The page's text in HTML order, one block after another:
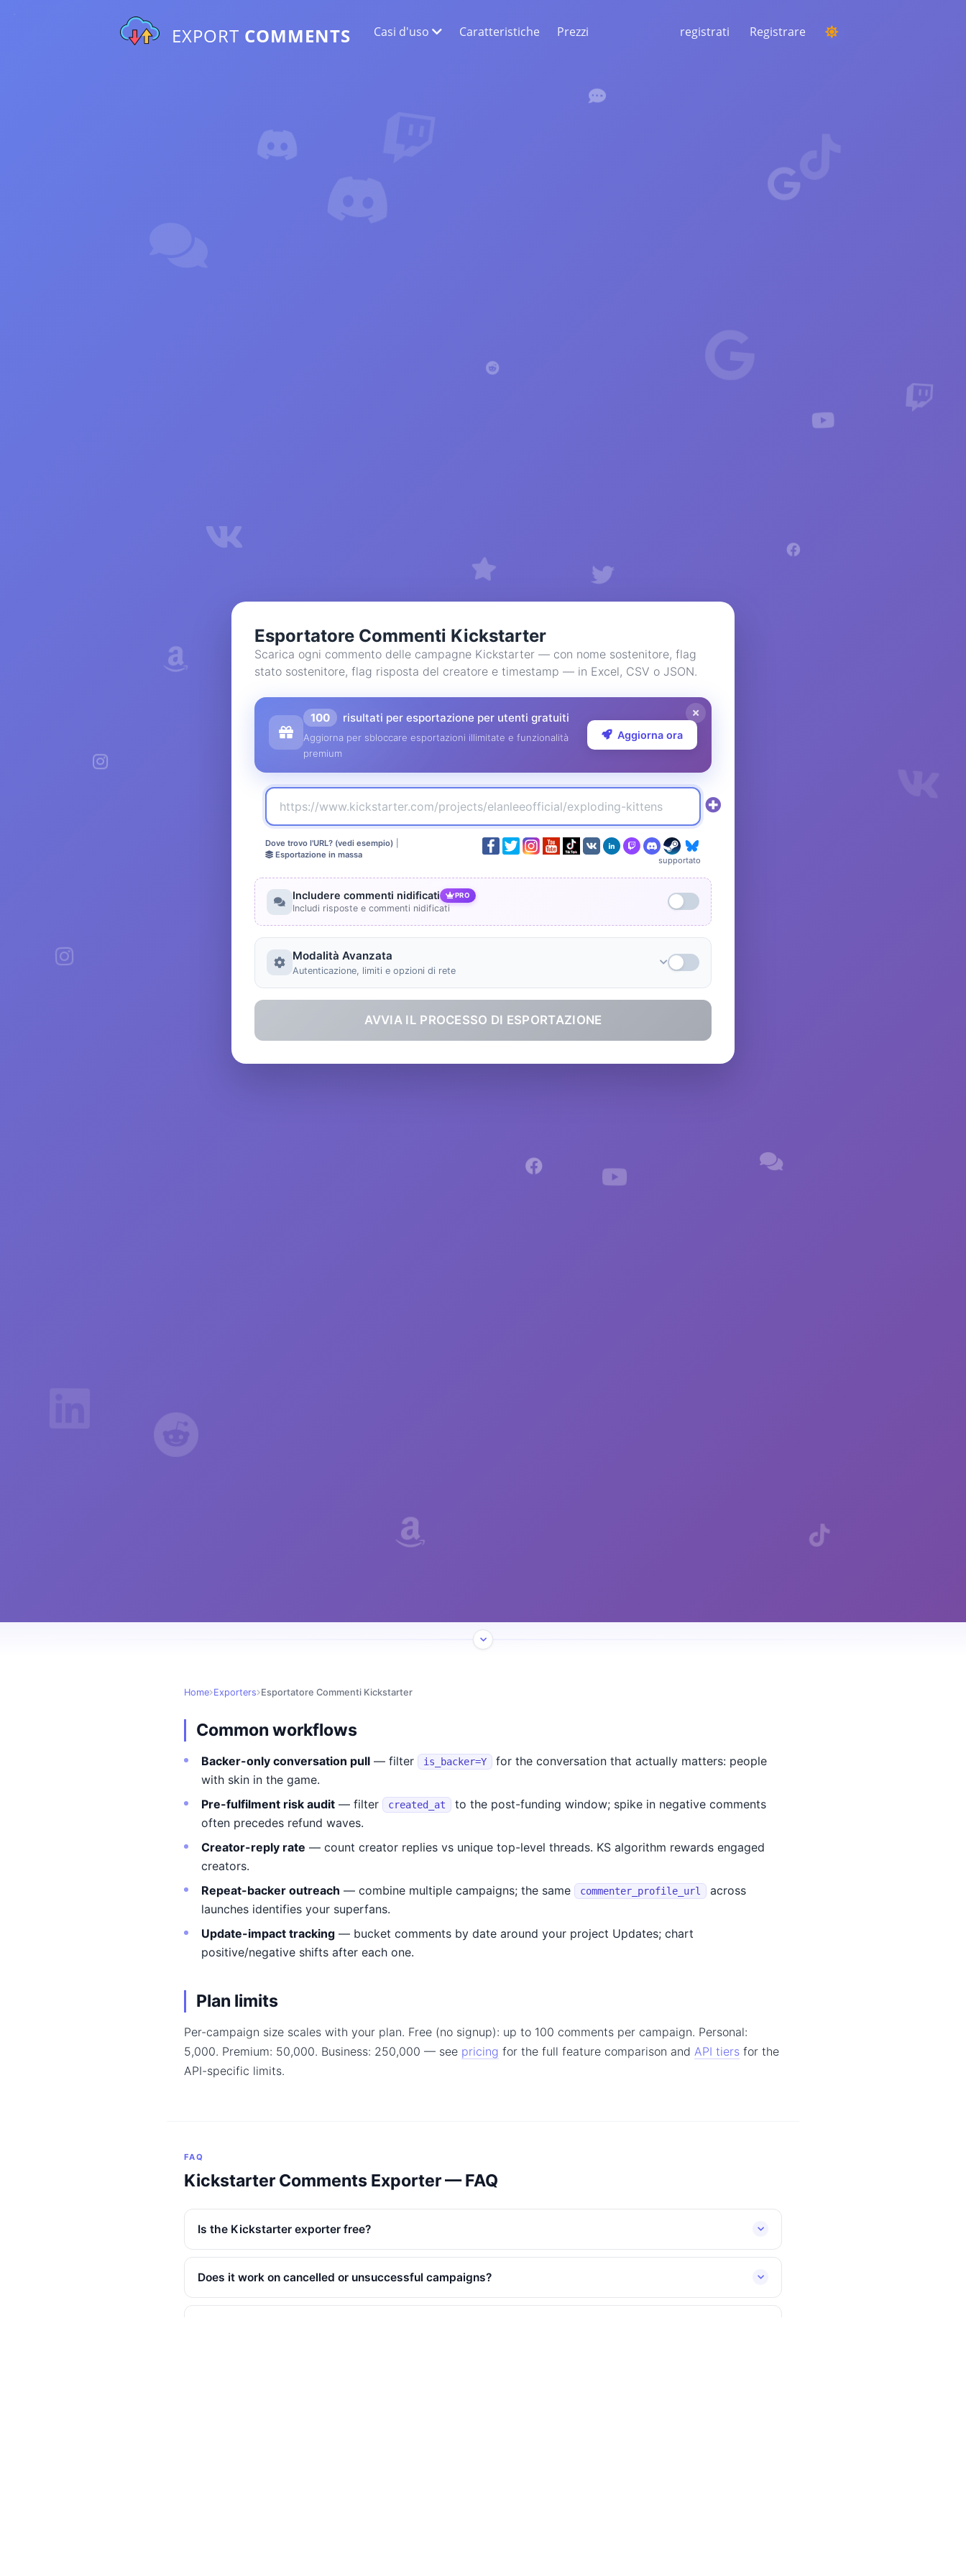
EXPORT COMMENTS Casi d'uso
Scopri le tendenze critiche per
comprendere il tuo pubblico, i concorrenti e
Caratteristiche Prezzi registrati Registrare
Esportatore Commenti Kickstarter
Scarica ogni commento delle campagne Kickstarter — con nome sostenitore, flag
stato sostenitore, flag risposta del creatore e timestamp — in Excel, CSV o JSON.
100 risultati per esportazione per utenti gratuiti
Aggiorna per sbloccare esportazioni illimitate e funzionalità
premium
Aggiorna ora
Dove trovo l'URL? (vedi esempio)
Esportazione in massa
supportato
Includere commenti nidificati PRO
Includi risposte e commenti nidificati
Modalità Avanzata
Autenticazione, limiti e opzioni di rete
AVVIA IL PROCESSO DI ESPORTAZIONE
Home Exporters Esportatore Commenti Kickstarter
Common workflows
Backer-only conversation pull — filter is_backer=Y
for the conversation that actually matters: people
with skin in the game.
Pre-fulfilment risk audit — filter created_at
to the post-funding window; spike in negative comments
often precedes refund waves.
Creator-reply rate — count creator replies vs unique top-level threads. KS algorithm rewards engaged
creators.
Repeat-backer outreach — combine multiple campaigns; the same commenter_profile_url
across
launches identifies your superfans.
Update-impact tracking — bucket comments by date around your project Updates; chart
positive/negative shifts after each one.
Plan limits
Per-campaign size scales with your plan. Free (no signup): up to 100 comments per campaign. Personal:
5,000. Premium: 50,000. Business: 250,000 — see pricing for the full feature comparison and API tiers for the
API-specific limits.
FAQ
Kickstarter Comments Exporter — FAQ
Is the Kickstarter exporter free?
Does it work on cancelled or unsuccessful campaigns?